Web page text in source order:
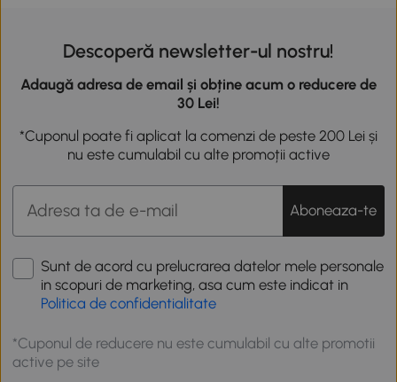
Descoperă newsletter-ul nostru!
Adaugă adresa de email și obține acum o reducere de
30 Lei!
*Cuponul poate fi aplicat la comenzi de peste 200 Lei și
nu este cumulabil cu alte promoții active
Aboneaza-te
Sunt de acord cu prelucrarea datelor mele personale
in scopuri de marketing, asa cum este indicat in
Politica de confidentialitate
*Cuponul de reducere nu este cumulabil cu alte promotii
active pe site